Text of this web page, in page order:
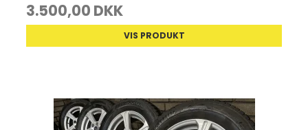
3.500,00 DKK
VIS PRODUKT